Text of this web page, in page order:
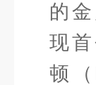
的
现
顿